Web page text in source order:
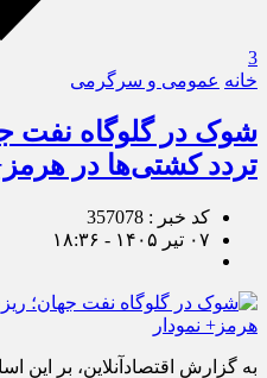
3
خانه عمومی و سرگرمی
شوک در گلوگاه نفت
تردد کشتی‌ها در
کد خبر : 357078
۰۷ تیر ۱۴۰۵ - ۱۸:۳۶